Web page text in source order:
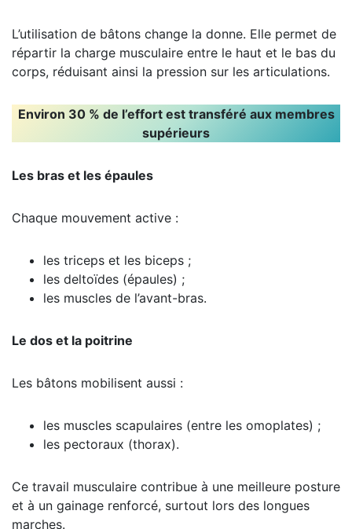
L’utilisation de bâtons change la donne. Elle permet de
répartir la charge musculaire entre le haut et le bas du
corps, réduisant ainsi la pression sur les articulations.
Environ 30 % de l’effort est transféré aux membres
supérieurs
Les bras et les épaules
Chaque mouvement active :
les triceps et les biceps ;
les deltoïdes (épaules) ;
les muscles de l’avant-bras.
Le dos et la poitrine
Les bâtons mobilisent aussi :
les muscles scapulaires (entre les omoplates) ;
les pectoraux (thorax).
Ce travail musculaire contribue à une meilleure posture
et à un gainage renforcé, surtout lors des longues
marches.